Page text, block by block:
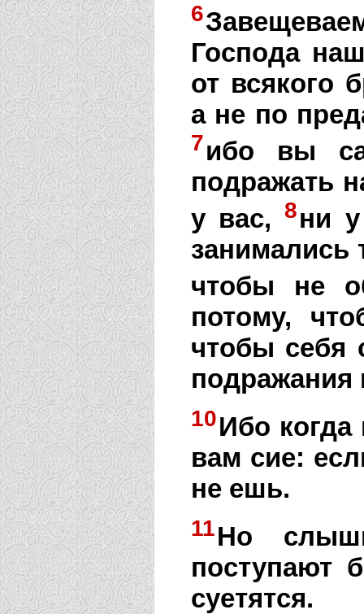
6
Господа
от всякого
а не по
7ибо вы
подражать
у вас,
8ни
занимались
чтобы не
потому,
чтобы себя
подражания
10Ибо
вам сие:
не ешь.
11Но
поступают
суетятся.